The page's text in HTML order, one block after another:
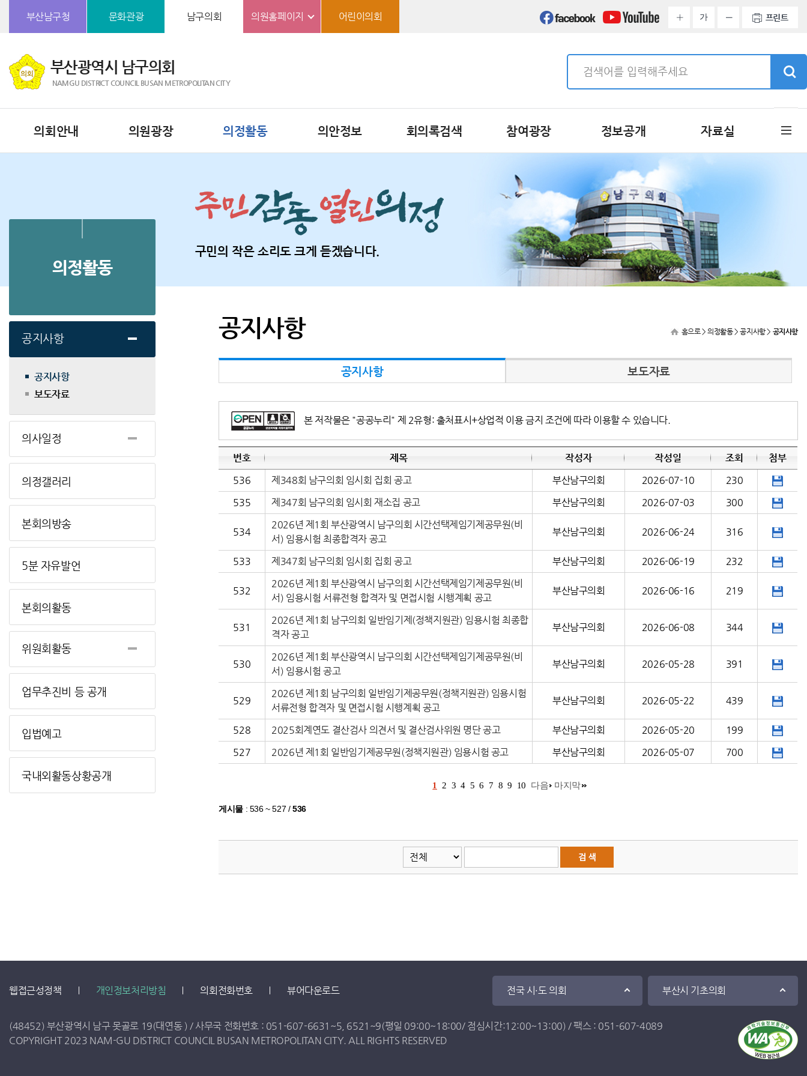
부산남구청
문화관광 남구의회 의원홈페이지 어린이의회 가 프린트
부산광역시 남구의회
NAMGU DISTRICT COUNCIL BUSAN METROPOLITAN CITY
의회안내 의원광장 의정활동 의안정보 회의록검색 참여광장 정보공개 자료실
구민의 작은 소리도 크게 듣겠습니다.
의정활동
공지사항
공지사항
보도자료
의사일정
의정갤러리
본회의방송
5분 자유발언
본회의활동
위원회활동
업무추진비 등 공개
입법예고
국내외활동상황공개
공지사항 홈으로> 의정활동 > 공지사항 > 공지사항
공지사항 보도자료
본 저작물은 "공공누리" 제 2유형: 출처표시+상업적 이용 금지 조건에 따라 이용할 수 있습니다.
번호 제목 작성자 작성일 조회
첨부
536
제348회 남구의회 임시회 집회 공고 부산남구의회 2026-07-10
230
535
제347회 남구의회 임시회 재소집 공고 부산남구의회 2026-07-03 300
534
2026년 제1회 부산광역시 남구의회 시간선택제임기제공무원(비
서) 임용시험 최종합격자 공고
부산남구의회 2026-06-24 316
533 제347회 남구의회 임시회 집회 공고 부산남구의회 2026-06-19 232
532
2026년 제1회 부산광역시 남구의회 시간선택제임기제공무원(비
서) 임용시험 서류전형 합격자 및 면접시험 시행계획 공고
부산남구의회 2026-06-16 219
531
2026년 제1회 남구의회 일반임기제(정책지원관) 임용시험 최종합
격자 공고
부산남구의회 2026-06-08 344
530
2026년 제1회 부산광역시 남구의회 시간선택제임기제공무원(비
서) 임용시험 공고
부산남구의회 2026-05-28 391
529
2026년 제1회 남구의회 일반임기제공무원(정책지원관) 임용시험
서류전형 합격자 및 면접시험 시행계획 공고
부산남구의회 2026-05-22 439
528 2025회계연도 결산검사 의견서 및 결산검사위원 명단 공고 부산남구의회 2026-05-20
199
527
2026년 제1회 일반임기제공무원(정책지원관) 임용시험 공고 부산남구의회 2026-05-07 700
1 2 3 4 5 6 7 8 9 10 다음 마지막
게시물 : 536 ~ 527 /536
전국 시·도 의회 부산시 기초의회
웹접근성정책 개인정보처리방침 의회전화번호 뷰어다운로드
(48452) 부산광역시 남구 못골로 19(대연동 ) / 사무국 전화번호 : 051-607-6631 ~5 6521 ~9(평일 09:00~18:00/ 점심시간:12:00~13:00) / 팩스 : 051-607-4089
COPYRIGHT 2023 NAM-GU DISTRICT COUNCIL BUSAN METROPOLITAN CITY. ALL RIGHTS RESERVED